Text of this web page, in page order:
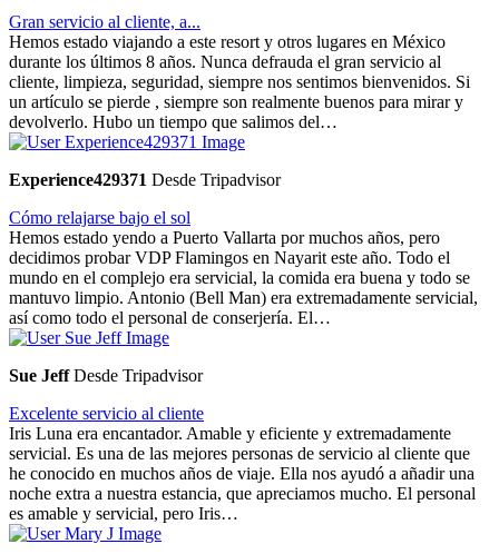
Gran servicio al cliente, a...
Hemos estado viajando a este resort y otros lugares en México
durante los últimos 8 años. Nunca defrauda el gran servicio al
cliente, limpieza, seguridad, siempre nos sentimos bienvenidos. Si
un artículo se pierde , siempre son realmente buenos para mirar y
devolverlo. Hubo un tiempo que salimos del…
Experience429371 Desde Tripadvisor
Cómo relajarse bajo el sol
Hemos estado yendo a Puerto Vallarta por muchos años, pero
decidimos probar VDP Flamingos en Nayarit este año. Todo el
mundo en el complejo era servicial, la comida era buena y todo se
mantuvo limpio. Antonio (Bell Man) era extremadamente servicial,
así como todo el personal de conserjería. El…
Sue JeffDesde Tripadvisor
Excelente servicio al cliente
Iris Luna era encantador. Amable y eficiente y extremadamente
servicial. Es una de las mejores personas de servicio al cliente que
he conocido en muchos años de viaje. Ella nos ayudó a añadir una
noche extra a nuestra estancia, que apreciamos mucho. El personal
es amable y servicial, pero Iris…